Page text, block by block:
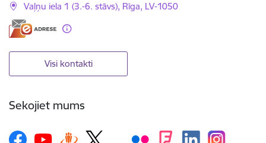
Vaļņu iela 1 (3.-6. stāvs), Rīga, LV-1050
Visi kontakti
Sekojiet mums